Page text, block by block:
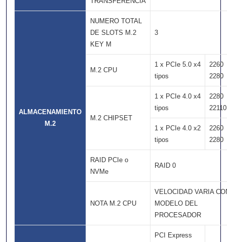
ALMACENAMIENTO
M.2
NUMERO TOTAL
DE SLOTS M.2
KEY M
3
M.2 CPU
1 x PCIe 5.0 x4
tipos
2260
2280
M.2 CHIPSET
1 x PCIe 4.0 x4
tipos
2280
22110
1 x PCIe 4.0 x2
tipos
2260
2280
RAID PCIe o
NVMe
RAID 0
NOTA M.2 CPU
VELOCIDAD VARIA
MODELO DEL
PROCESADOR
PCI Express